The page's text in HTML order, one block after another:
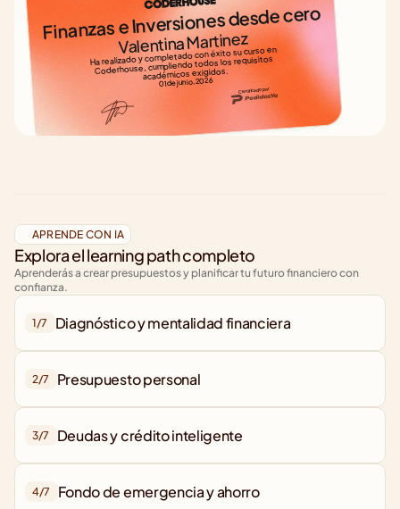
Finanzas e Inversiones desde cero
Valentina Martinez
Ha realizado y completado con éxito su curso en
Coderhouse, cumpliendo todos los requisitos
académicos exigidos.
01 de junio, 2026
Certificado por
APRENDE CON IA
Explora el learning path completo
Aprenderás a crear presupuestos y planificar tu futuro financiero con
confianza.
1/7 Diagnóstico y mentalidad financiera
2/7
3/7 Deudas y crédito inteligente
4/7 Fondo de emergencia y ahorro